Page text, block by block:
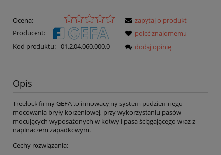
Ocena:
Producent:
Kod produktu: 01.2.04.060.000.0
zapytaj o produkt
poleć znajomemu
dodaj opinię
Opis
Treelock firmy GEFA to innowacyjny system podziemnego
mocowania bryły korzeniowej, przy wykorzystaniu pasów
mocujących wyposażonych w kotwy i pasa ściągającego wraz z
napinaczem zapadkowym.
Cechy rozwiązania: